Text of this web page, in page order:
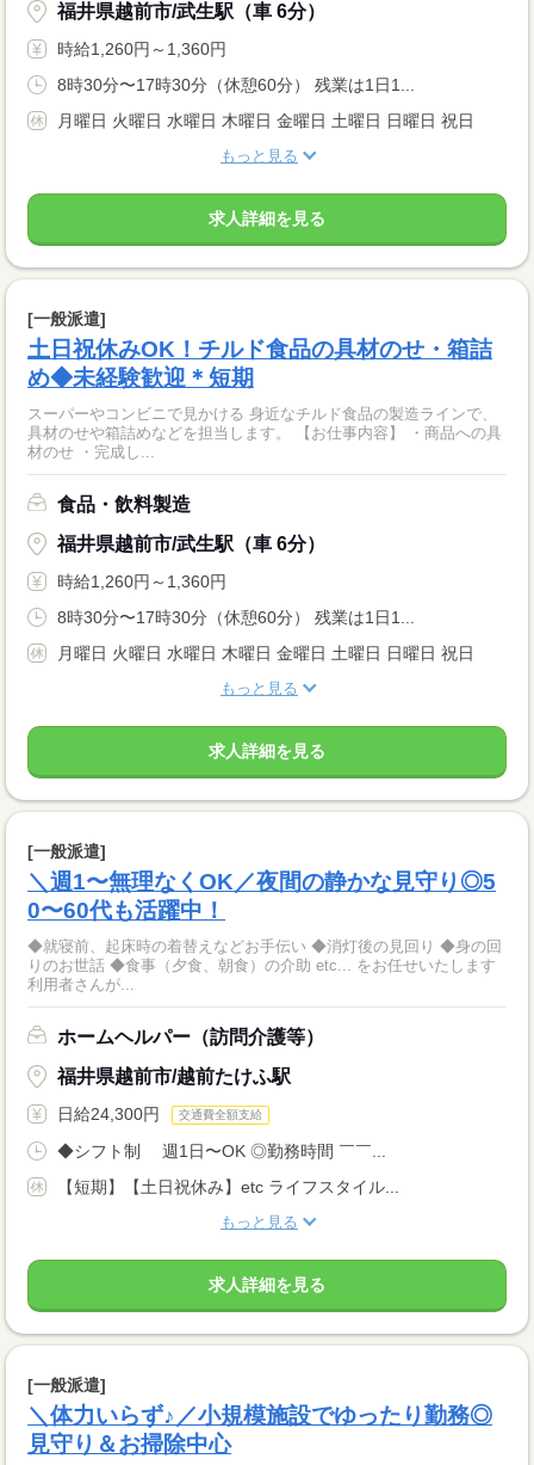
福井県越前市/武生駅（車 6分）
時給1,260円～1,360円
8時30分〜17時30分（休憩60分） 残業は1日1...
月曜日 火曜日 水曜日 木曜日 金曜日 土曜日 日曜日 祝日
もっと見る
求人詳細を見る
[一般派遣]
土日祝休みOK！チルド食品の具材のせ・箱詰
め◆未経験歓迎＊短期
スーパーやコンビニで見かける 身近なチルド食品の製造ラインで、
具材のせや箱詰めなどを担当します。 【お仕事内容】 ・商品への具
材のせ ・完成し...
食品・飲料製造
福井県越前市/武生駅（車 6分）
時給1,260円～1,360円
8時30分〜17時30分（休憩60分） 残業は1日1...
月曜日 火曜日 水曜日 木曜日 金曜日 土曜日 日曜日 祝日
もっと見る
求人詳細を見る
[一般派遣]
＼週1〜無理なくOK／夜間の静かな見守り◎5
0〜60代も活躍中！
◆就寝前、起床時の着替えなどお手伝い ◆消灯後の見回り ◆身の回
りのお世話 ◆食事（夕食、朝食）の介助 etc... をお任せいたします
利用者さんが...
ホームヘルパー（訪問介護等）
福井県越前市/越前たけふ駅
日給24,300円 交通費全額支給
◆シフト制 週1日〜OK ◎勤務時間 ￣￣...
【短期】【土日祝休み】etc ライフスタイル...
もっと見る
求人詳細を見る
[一般派遣]
＼体力いらず♪／小規模施設でゆったり勤務◎
見守り＆お掃除中心